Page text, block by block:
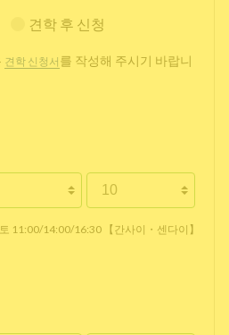
견학 후 신청
견학 신청서 를 작성해 주시기 바랍니
11:00/14:00/16:30 【간사이・센다이】